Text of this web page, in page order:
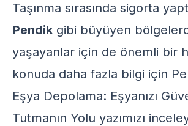
Taşınma sırasında sigorta
Pendik gibi büyüyen
yaşayanlar için de önemli bir
konuda daha fazla bilgi için
Eşya Depolama: Eşyanızı
Tutmanın Yolu yazımızı